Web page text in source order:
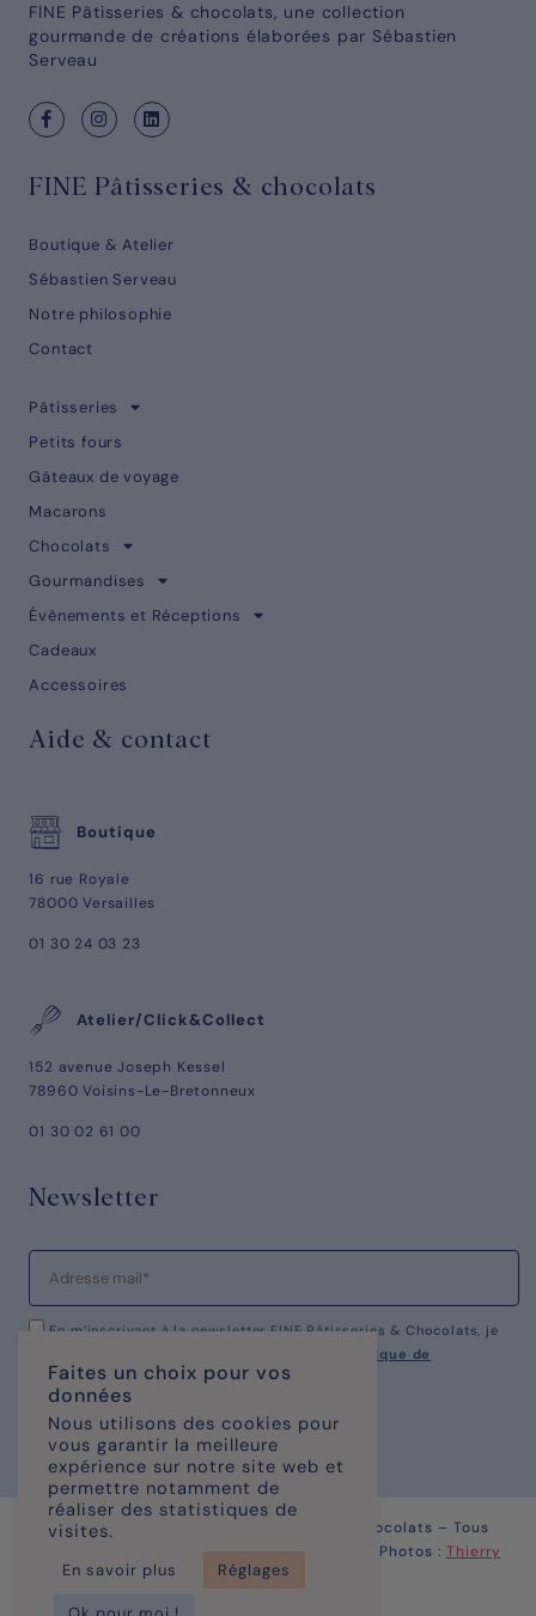
FINE Pâtisseries & chocolats, une collection
gourmande de créations élaborées par Sébastien
Serveau
FINE Pâtisseries & chocolats
Boutique & Atelier
Sébastien Serveau
Notre philosophie
Contact
Pâtisseries
Petits fours
Gâteaux de voyage
Macarons
Chocolats
Gourmandises
Évènements et Réceptions
Cadeaux
Accessoires
Aide & contact
Boutique
16 rue Royale
78000 Versailles
01 30 24 03 23
Atelier/Click&Collect
152 avenue Joseph Kessel
78960 Voisins-Le-Bretonneux
01 30 02 61 00
Newsletter
En m’inscrivant à la newsletter FINE Pâtisseries & Chocolats, je
politique de
confidentialité.
© Copyright 2023 – FINE Pâtisseries & chocolats – Tous
Droits Réservés | Site réalisé parKOMAXIS | Photos : Thierry
Caron
Faites un choix pour vos
données
Nous utilisons des cookies pour
vous garantir la meilleure
expérience sur notre site web et
permettre notamment de
réaliser des statistiques de
visites.
En savoir plus Réglages